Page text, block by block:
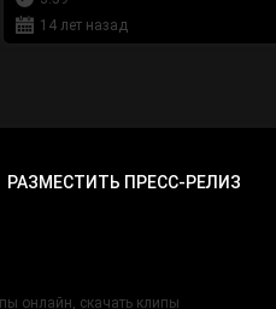
14 лет назад
РАЗМЕСТИТЬ ПРЕСС-РЕЛИЗ
онлайн, cкачать клипы